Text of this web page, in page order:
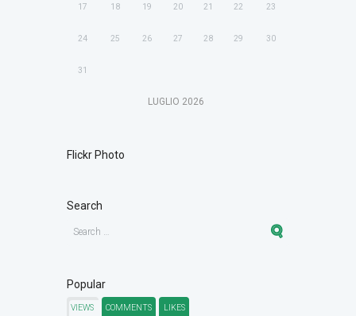
17 18 19 20 21 22 23
24 25 26 27 28 29 30
31
LUGLIO 2026
Flickr Photo
Search
Popular
VIEWS COMMENTS LIKES